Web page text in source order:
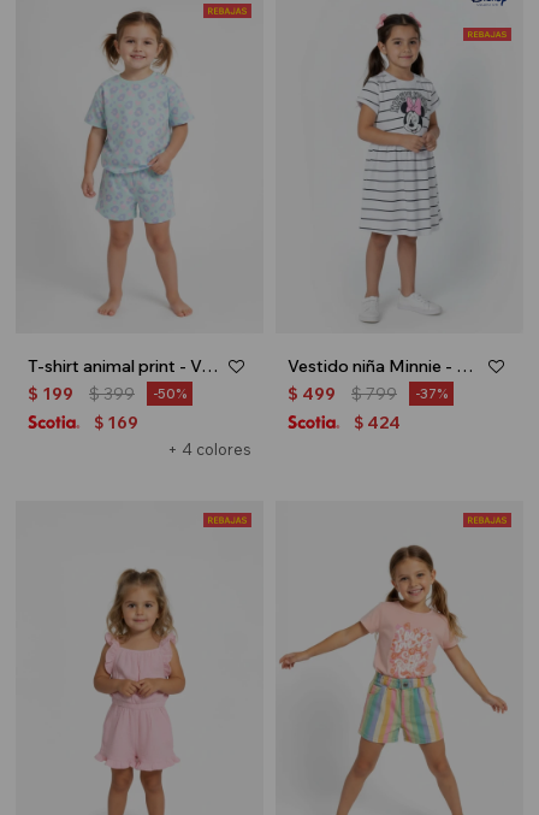
T-shirt animal print - Verde agua
+ 4 colores
$ 199 $399 50
$ 169
Vestido niña Minnie - Blanco
$ 499 $799 37
$ 424